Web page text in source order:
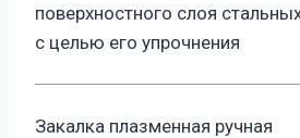
поверхностного слоя
с целью его упрочнения
Закалка плазменная ручная